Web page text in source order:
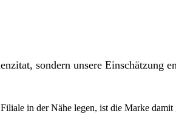
sondern unsere Einschätzung
in der Nähe legen, ist die Marke damit